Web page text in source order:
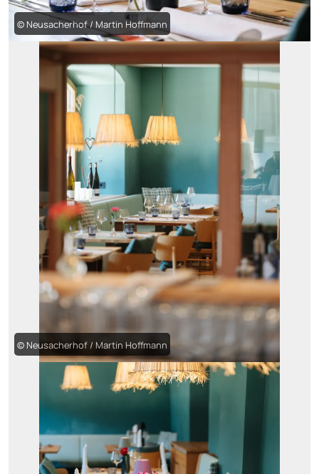
© Neusacherhof / Martin Hoffmann
© Neusacherhof / Martin Hoffmann